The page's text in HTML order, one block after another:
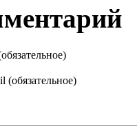
(обязательное)